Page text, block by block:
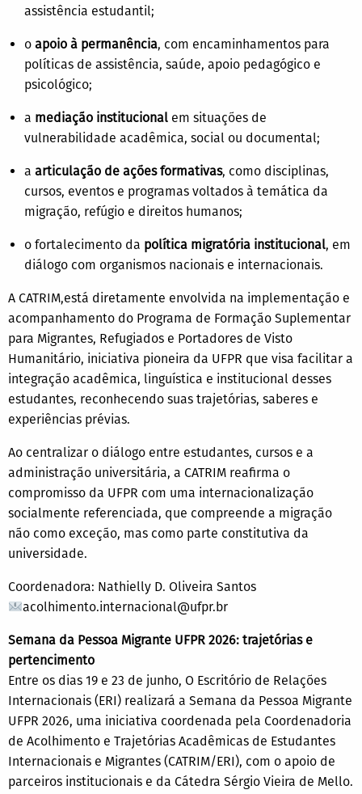
assistência estudantil;
o apoio à permanência, com encaminhamentos para
políticas de assistência, saúde, apoio pedagógico e
psicológico;
a mediação institucional em situações de
vulnerabilidade acadêmica, social ou documental;
a articulação de ações formativas, como disciplinas,
cursos, eventos e programas voltados à temática da
migração, refúgio e direitos humanos;
o fortalecimento da política migratória institucional, em
diálogo com organismos nacionais e internacionais.
A CATRIM,está diretamente envolvida na implementação e
acompanhamento do Programa de Formação Suplementar
para Migrantes, Refugiados e Portadores de Visto
Humanitário, iniciativa pioneira da UFPR que visa facilitar a
integração acadêmica, linguística e institucional desses
estudantes, reconhecendo suas trajetórias, saberes e
experiências prévias.
Ao centralizar o diálogo entre estudantes, cursos e a
administração universitária, a CATRIM reafirma o
compromisso da UFPR com uma internacionalização
socialmente referenciada, que compreende a migração
não como exceção, mas como parte constitutiva da
universidade.
Coordenadora: Nathielly D. Oliveira Santos
acolhimento.internacional@ufpr.br
Semana da Pessoa Migrante UFPR 2026: trajetórias e
pertencimento
Entre os dias 19 e 23 de junho, O Escritório de Relações
Internacionais (ERI) realizará a Semana da Pessoa Migrante
UFPR 2026, uma iniciativa coordenada pela Coordenadoria
de Acolhimento e Trajetórias Acadêmicas de Estudantes
Internacionais e Migrantes (CATRIM/ERI), com o apoio de
parceiros institucionais e da Cátedra Sérgio Vieira de Mello.